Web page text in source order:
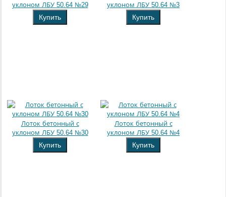
уклоном ЛБУ 50.64 №29
Купить
уклоном ЛБУ 50.64 №3
Купить
Лоток бетонный с
уклоном ЛБУ 50.64 №30
Купить
Лоток бетонный с
уклоном ЛБУ 50.64 №4
Купить